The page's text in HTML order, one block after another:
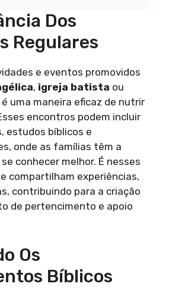
Dos
Regulares
e eventos promovidos
, igreja batista ou
é uma maneira eficaz de nutrir
encontros podem incluir
estudos bíblicos e
onde as famílias têm a
conhecer melhor. É nesses
compartilham experiências,
contribuindo para a criação
de pertencimento e apoio
Os
Bíblicos